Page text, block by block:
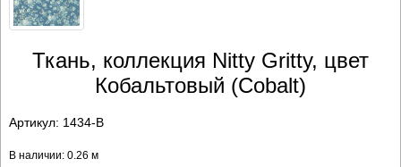
Ткань, коллекция Nitty Gritty, цвет
Кобальтовый (Cobalt)
Артикул: 1434-B
В наличии: 0.26 м